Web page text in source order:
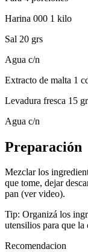
Harina 000 1 kilo
Sal 20 grs
Agua c/n
Extracto de malta 1
Levadura fresca 15
Agua c/n
Preparación
Mezclar los
que tome, dejar
pan (ver video).
Tip: Organizá los
utensilios para que la
Recomendacion